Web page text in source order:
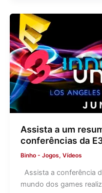
Assista a um
conferências da
Binho - Jogos, Vídeos
Assista a conferência
mundo dos games